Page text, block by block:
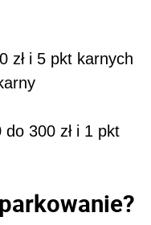
zł i 5 pkt karnych
300 zł i 1 pkt